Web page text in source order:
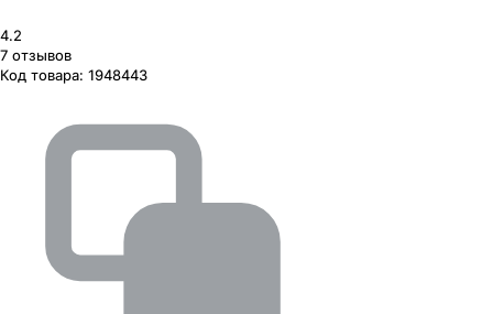
4.2
7 отзывов
Код товара: 1948443